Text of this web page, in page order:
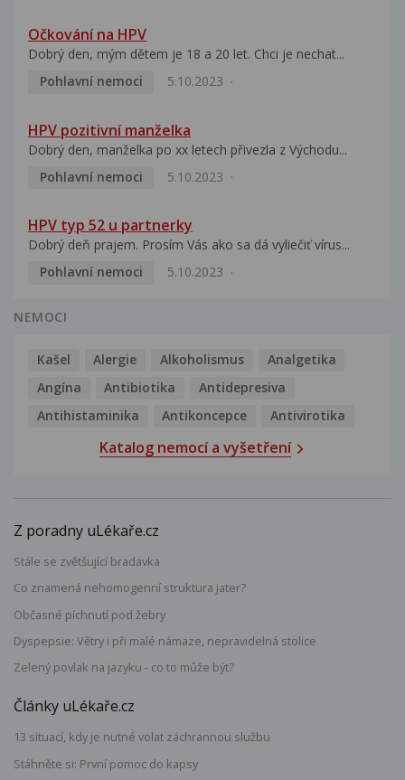
Očkování na HPV
Dobrý den, mým dětem je 18 a 20 let. Chci je nechat...
Pohlavní nemoci
5.10.2023
HPV pozitivní manželka
Dobrý den, manželka po xx letech přivezla z Východu...
Pohlavní nemoci
5.10.2023
HPV typ 52 u partnerky
Dobrý deň prajem. Prosím Vás ako sa dá vyliečiť vírus...
Pohlavní nemoci
5.10.2023
NEMOCI
Kašel Alergie Alkoholismus
Analgetika
Angína
Antibiotika
Antidepresiva
Antihistaminika
Antikoncepce Antivirotika
Katalog nemocí a vyšetření
Z poradny uLékaře.cz
Stále se zvětšující bradavka
Co znamená nehomogenní struktura jater?
Občasné píchnutí pod žebry
Dyspepsie: Větry i při malé námaze, nepravidelná stolice
Zelený povlak na jazyku - co to může být?
Články uLékaře.cz
13 situací, kdy je nutné volat záchrannou službu
Stáhněte si: První pomoc do kapsy